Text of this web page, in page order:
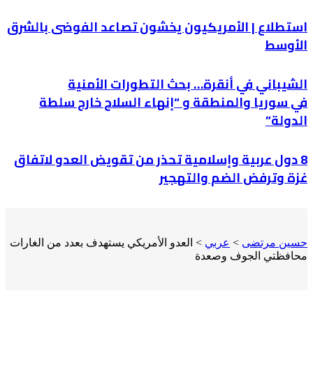
استطلاع | الأمريكيون يخشون تصاعد الفوضى بالشرق
الأوسط
الشيباني في أنقرة… بحث التطورات الأمنية
في سوريا والمنطقة و “إنهاء السلاح خارج سلطة
الدولة”
8 دول عربية وإسلامية تحذر من تقويض العدو لاتفاق
غزة وترفض الضم والتهجير
حسين مرتضى > عربي > العدو الأمريكي يستهدف بعدد من الغارات
محافظتي الجوف وصعدة